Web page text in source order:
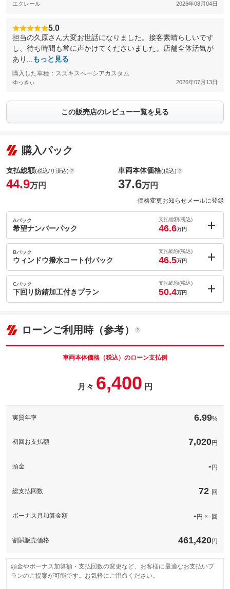
エクレール 2026年08月04日
5.0
担当の久原さん大変お世話になりました。接客素晴らしいです
し、待ち時間も常に声かけてくださいました。店舗全体活気が
あり...
もっと見る
購入した車種：スズキスペーシアカスタム
ゆっきぃ 2026年07月13日
この販売店のレビュー一覧を見る
購入パック
支払総額(税込/リ済込)
44.9万円
車両本体価格(税込)
37.6万円
価格変更お知らせメールに登録
Aパック
希望ナンバーパック
支払総額(税込)
46.6万円
内：オプシ
ョン価格
(税込)
車両本体価
37.6万円
このパックの見積もり依頼（無料）
Bパック
ウィンドウ撥水コート付パック
支払総額(税込)
46.5万円
内：オプシ
ョン価格
(税込)
車両本体価
パック内容
Cパック
下回り防錆加工付きプラン
支払総額(税込)
50.4万円
車両本体価
37.6
ローンご利用時（参考）
車両本体価格（税込）のローン支払例
月々 6,400 円
実質年率 6.99%
初回お支払額 7,020円
頭金 -円
総支払回数 72 回
ボーナス月加算金額 -円 × -回
割賦販売価格 461,420円
頭金やボーナス加算額・支払回数の変更など、お客様に最適なお支払いプ
ランのご提案が可能です。お気軽にご用命ください。